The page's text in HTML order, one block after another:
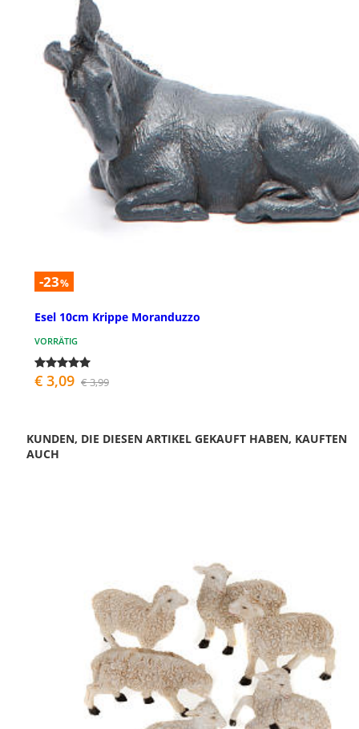
-23%
Esel 10cm Krippe Moranduzzo
VORRÄTIG
€ 3,09 € 3,99
KUNDEN, DIE DIESEN ARTIKEL GEKAUFT HABEN, KAUFTEN
AUCH